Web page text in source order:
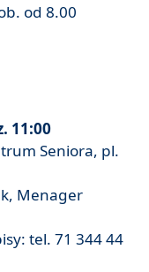
od 8.00
11:00
Seniora, pl.
Menager
tel. 71 344 44